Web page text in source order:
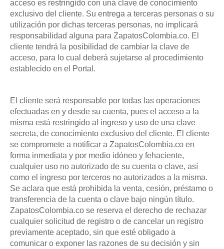
acceso es restringido con una clave de conocimiento
exclusivo del cliente. Su entrega a terceras personas o su
utilización por dichas terceras personas, no implicará
responsabilidad alguna para ZapatosColombia.co. El
cliente tendrá la posibilidad de cambiar la clave de
acceso, para lo cual deberá sujetarse al procedimiento
establecido en el Portal.
El cliente será responsable por todas las operaciones
efectuadas en y desde su cuenta, pues el acceso a la
misma está restringido al ingreso y uso de una clave
secreta, de conocimiento exclusivo del cliente. El cliente
se compromete a notificar a ZapatosColombia.co en
forma inmediata y por medio idóneo y fehaciente,
cualquier uso no autorizado de su cuenta o clave, así
como el ingreso por terceros no autorizados a la misma.
Se aclara que está prohibida la venta, cesión, préstamo o
transferencia de la cuenta o clave bajo ningún título.
ZapatosColombia.co se reserva el derecho de rechazar
cualquier solicitud de registro o de cancelar un registro
previamente aceptado, sin que esté obligado a
comunicar o exponer las razones de su decisión y sin